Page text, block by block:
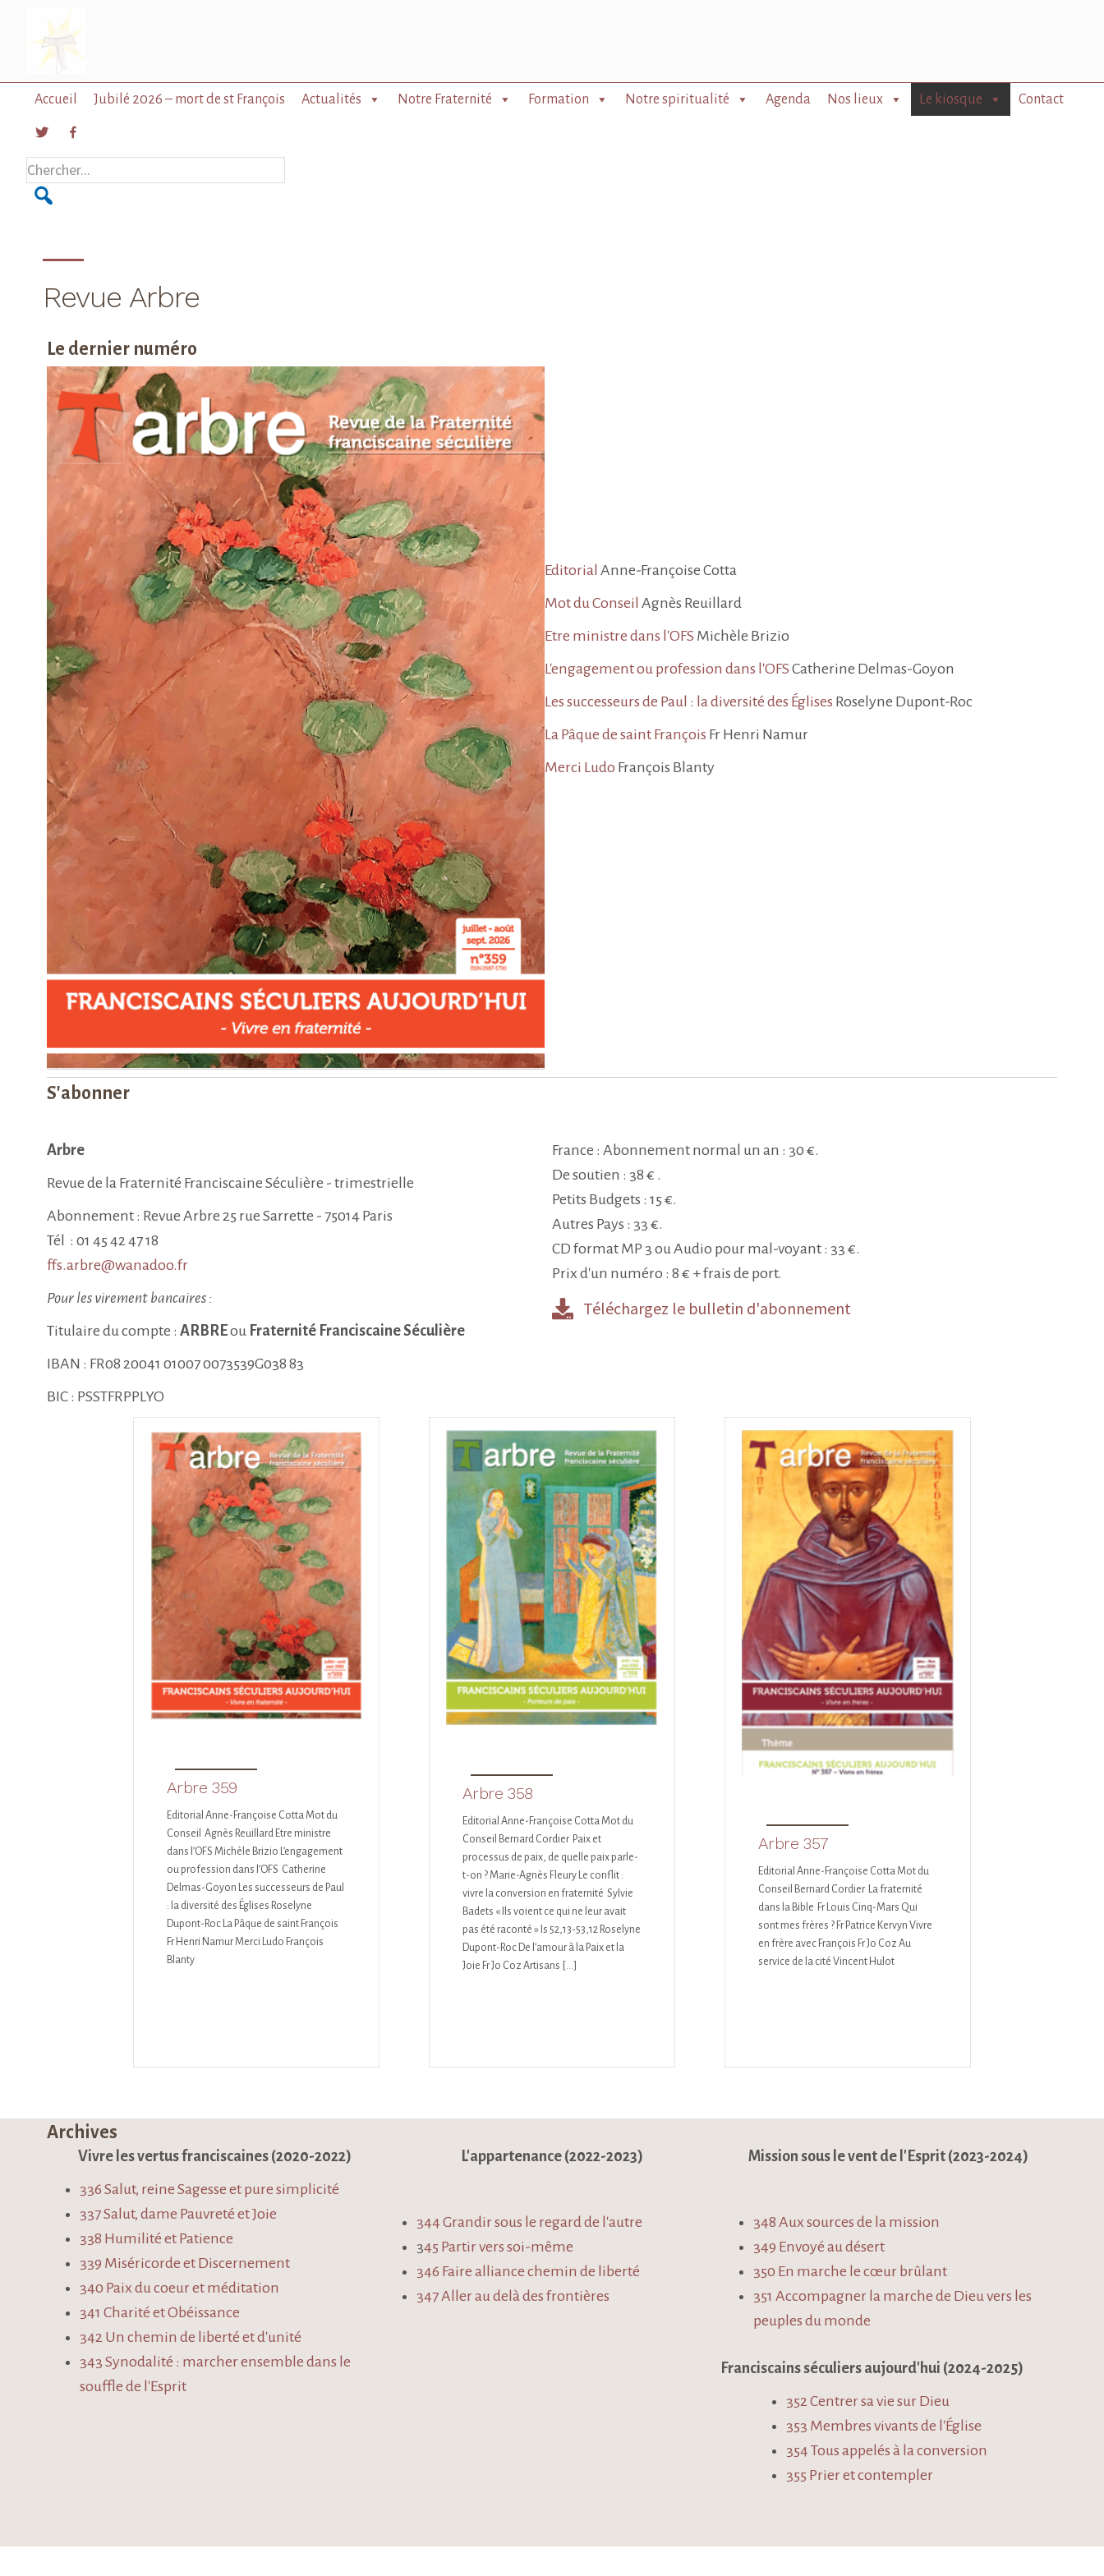
principale
contenu
Accueil Jubilé 2026 – mort de st François Actualités Notre Fraternité Formation Notre spiritualité Agenda Nos lieux Le kiosque Contact
Chercher...
Revue Arbre
Le dernier numéro
Editorial Anne-Françoise Cotta
Mot du Conseil Agnès Reuillard
Etre ministre dans l'OFS Michèle Brizio
L'engagement ou profession dans l'OFS Catherine Delmas-Goyon
Les successeurs de Paul : la diversité des Églises Roselyne Dupont-Roc
La Pâque de saint François Fr Henri Namur
Merci Ludo François Blanty
S'abonner
Arbre
Revue de la Fraternité Franciscaine Séculière - trimestrielle
Abonnement : Revue Arbre 25 rue Sarrette - 75014 Paris
Tél : 01 45 42 47 18
ffs.arbre@wanadoo.fr
Pour les virement bancaires :
Titulaire du compte : ARBREou Fraternité Franciscaine Séculière
IBAN : FR08 20041 01007 0073539G038 83
BIC : PSSTFRPPLYO
France : Abonnement normal un an : 30 €.
De soutien : 38 € .
Petits Budgets : 15 €.
Autres Pays : 33 €.
CD format MP 3 ou Audio pour mal-voyant : 33 €.
Prix d'un numéro : 8 € + frais de port.
Téléchargez le bulletin d'abonnement
Arbre 359
Editorial Anne-Françoise Cotta Mot du
Conseil Agnès Reuillard Etre ministre
dans l’OFS Michèle Brizio L’engagement
ou profession dans l’OFS Catherine
Delmas-Goyon Les successeurs de Paul
: la diversité des Églises Roselyne
Dupont-Roc La Pâque de saint François
Fr Henri Namur Merci Ludo François
Blanty
Arbre 358
Editorial Anne-Françoise Cotta Mot du
Conseil Bernard Cordier Paix et
processus de paix, de quelle paix parle-
t-on ? Marie-Agnès Fleury Le conflit :
vivre la conversion en fraternité Sylvie
Badets « Ils voient ce qui ne leur avait
pas été raconté » Is 52,13-53,12 Roselyne
Dupont-Roc De l’amour à la Paix et la
Joie Fr Jo Coz Artisans […]
Arbre 357
Editorial Anne-Françoise Cotta Mot du
Conseil Bernard Cordier La fraternité
dans la Bible Fr Louis Cinq-Mars Qui
sont mes frères ? Fr Patrice Kervyn Vivre
en frère avec François Fr Jo Coz Au
service de la cité Vincent Hulot
Archives
Vivre les vertus franciscaines (2020-2022)
336 Salut, reine Sagesse et pure simplicité
337 Salut, dame Pauvreté et Joie
338 Humilité et Patience
339 Miséricorde et Discernement
340 Paix du coeur et méditation
341 Charité et Obéissance
342 Un chemin de liberté et d'unité
343 Synodalité : marcher ensemble dans le
souffle de l'Esprit
L'appartenance (2022-2023)
344 Grandir sous le regard de l'autre
345 Partir vers soi-même
346 Faire alliance chemin de liberté
347 Aller au delà des frontières
Mission sous le vent de l'Esprit (2023-2024)
348 Aux sources de la mission
349 Envoyé au désert
350 En marche le cœur brûlant
351 Accompagner la marche de Dieu vers les
peuples du monde
Franciscains séculiers aujourd'hui (2024-2025)
352 Centrer sa vie sur Dieu
353 Membres vivants de l'Église
354 Tous appelés à la conversion
355 Prier et contempler